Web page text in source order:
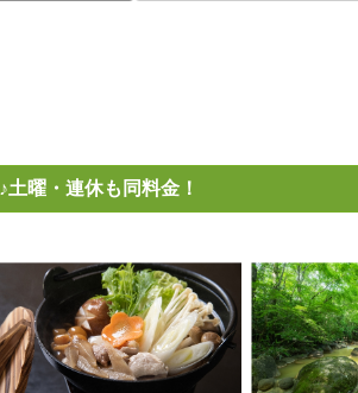
土曜・連休も同料金！